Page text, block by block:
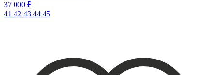
37 000 ₽
41 42 43 44 45